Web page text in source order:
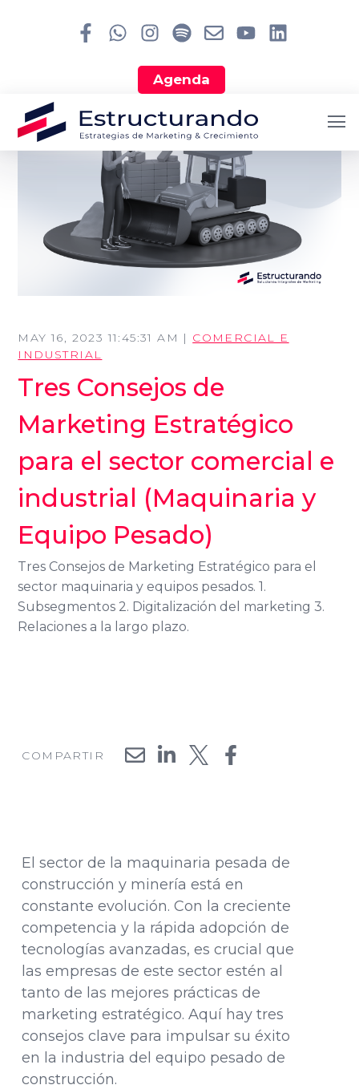
Agenda
Search
MAY 16, 2023 11:45:31 AM | COMERCIAL E
INDUSTRIAL
Tres Consejos de
Marketing Estratégico
para el sector comercial e
industrial (Maquinaria y
Equipo Pesado)
Tres Consejos de Marketing Estratégico para el
sector maquinaria y equipos pesados. 1.
Subsegmentos 2. Digitalización del marketing 3.
Relaciones a la largo plazo.
COMPARTIR
El sector de la maquinaria pesada de
construcción y minería está en
constante evolución. Con la creciente
competencia y la rápida adopción de
tecnologías avanzadas, es crucial que
las empresas de este sector estén al
tanto de las mejores prácticas de
marketing estratégico. Aquí hay tres
consejos clave para impulsar su éxito
en la industria del equipo pesado de
construcción.